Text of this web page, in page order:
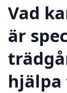
Vad
är
hjälpa